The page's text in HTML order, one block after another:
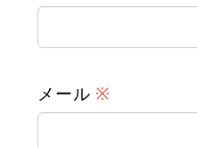
メール ※